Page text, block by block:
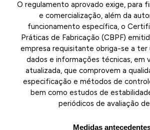
O regulamento aprovado exige, para
e comercialização, além da
funcionamento específica, o
Práticas de Fabricação (CBPF)
empresa requisitante obriga-se a ter
dados e informações técnicas, em
atualizada, que comprovem a
especificação e métodos de
bem como estudos de
periódicos de avaliação
Medidas